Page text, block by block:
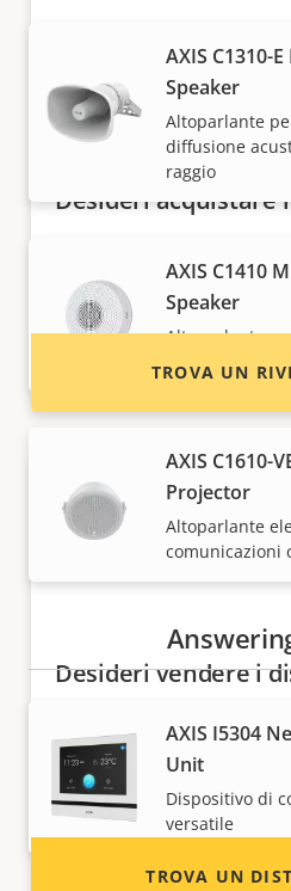
AXIS C1310-
Speaker
Altoparlante
diffusione
raggio
AXIS C1410
Speaker
Altoparlante
area
AXIS C1610-
Projector
Altoparlante
comunicazioni
AXIS I5304
Unit
Dispositivo di
versatile
Desideri acquistare
installatori di
TROVA UN
Desideri vendere i
Sei interessato a
Trova le
distributori di
TROVA UN